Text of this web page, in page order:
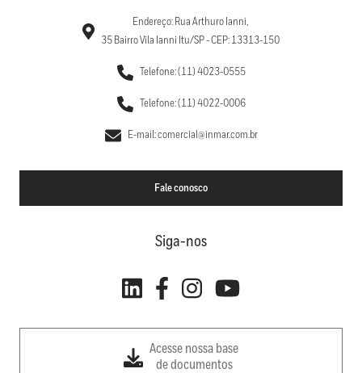
Endereço: Rua Arthuro Ianni,
35 Bairro Vila Ianni Itu/SP - CEP: 13313-150
Telefone: (11) 4023-0555
Telefone: (11) 4022-0006
E-mail: comercial@inmar.com.br
Fale conosco
Siga-nos
Acesse nossa base
de documentos